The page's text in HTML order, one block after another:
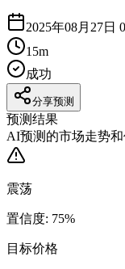
2025年08月27日
15m
成功
分享预测
预测结果
AI预测的市场走势
震荡
置信度: 75%
目标价格